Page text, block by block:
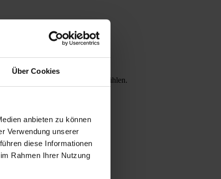
Über Cookies
anbieten zu können
Verwendung unserer
diese Informationen
Rahmen Ihrer Nutzung